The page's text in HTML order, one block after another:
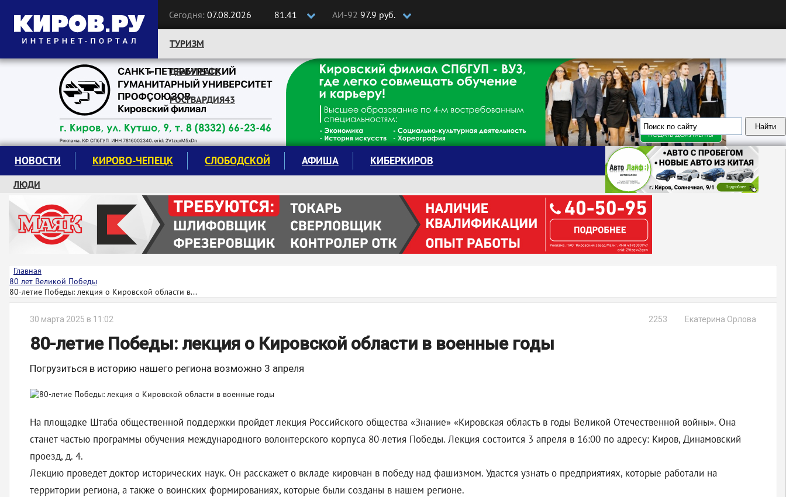
Сегодня: 07.08.2026 81.41 АИ-92 97.9 руб.
Следите за новостями:
ТУРИЗМ
ДРАМТЕАТР
РОСГВАРДИЯ43
НОВОСТИ КИРОВО-ЧЕПЕЦК СЛОБОДСКОЙ АФИША КИБЕРКИРОВ
ЛЮДИ
КРУЖКИ И СЕКЦИИ
ЗАВОДУ "МАЯК" 85 ЛЕТ
ЭКОЛОГИЯ
Главная
80 лет Великой Победы
80-летие Победы: лекция о Кировской области в...
30 марта 2025 в 11:02 Екатерина Орлова
2253
80-летие Победы: лекция о Кировской области в военные годы
Погрузиться в историю нашего региона возможно 3 апреля
На площадке Штаба общественной поддержки пройдет лекция Российского общества «Знание» «Кировская область в годы Великой Отечественной войны». Она
станет частью программы обучения международного волонтерского корпуса 80-летия Победы. Лекция состоится 3 апреля в 16:00 по адресу: Киров, Динамовский
проезд, д. 4.
Лекцию проведет доктор исторических наук. Он расскажет о вкладе кировчан в победу над фашизмом. Удастся узнать о предприятиях, которые работали на
территории региона, а также о воинских формированиях, которые были созданы в нашем регионе.